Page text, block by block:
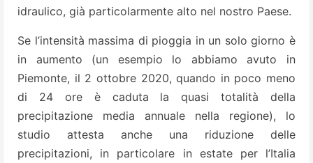
idraulico, già particolarmente alto nel nostro Paese.
Se l’intensità massima di pioggia in un solo giorno è
in aumento (un esempio lo abbiamo avuto in
Piemonte, il 2 ottobre 2020, quando in poco meno
di 24 ore è caduta la quasi totalità della
precipitazione media annuale nella regione), lo
studio attesta anche una riduzione delle
precipitazioni, in particolare in estate per l’Italia